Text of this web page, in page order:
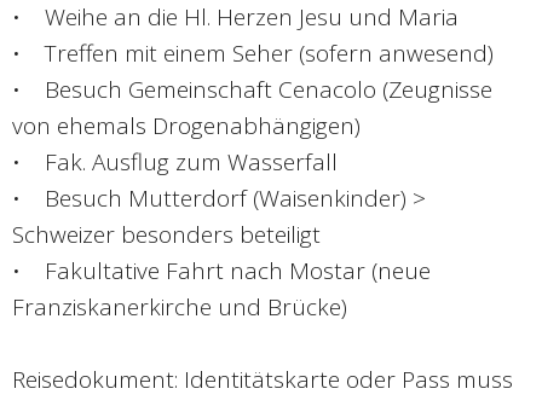
• Weihe an die Hl. Herzen Jesu und Maria
• Treffen mit einem Seher (sofern anwesend)
• Besuch Gemeinschaft Cenacolo (Zeugnisse
von ehemals Drogenabhängigen)
• Fak. Ausflug zum Wasserfall
• Besuch Mutterdorf (Waisenkinder) >
Schweizer besonders beteiligt
• Fakultative Fahrt nach Mostar (neue
Franziskanerkirche und Brücke)
Reisedokument: Identitätskarte oder Pass muss